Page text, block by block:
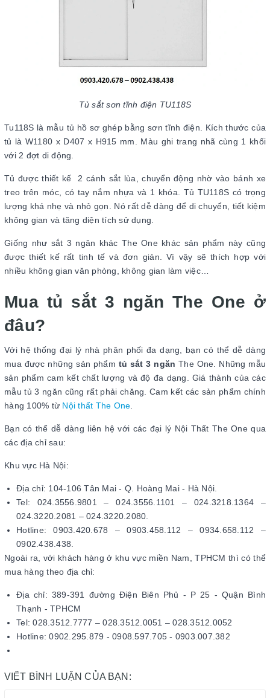
Tủ sắt sơn tĩnh điện TU118S
Tu118S là mẫu tủ hồ sơ ghép bằng sơn tĩnh điện. Kích thước của
tủ là W1180 x D407 x H915 mm. Màu ghi trang nhã cùng 1 khối
với 2 đợt di động.
Tủ được thiết kế 2 cánh sắt lùa, chuyển động nhờ vào bánh xe
treo trên móc, có tay nắm nhựa và 1 khóa. Tủ TU118S có trọng
lượng khá nhẹ và nhỏ gọn. Nó rất dễ dàng để di chuyển, tiết kiệm
không gian và tăng diện tích sử dụng.
Giống như sắt 3 ngăn khác The One khác sản phẩm này cũng
được thiết kế rất tinh tế và đơn giản. Vì vậy sẽ thích hợp với
nhiều không gian văn phòng, không gian làm việc…
Mua tủ sắt 3 ngăn The One ở
đâu?
Với hệ thống đại lý nhà phân phối đa dạng, bạn có thể dễ dàng
mua được những sản phẩm tủ sắt 3 ngăn The One. Những mẫu
sản phẩm cam kết chất lượng và độ đa dạng. Giá thành của các
mẫu tủ 3 ngăn cũng rất phải chăng. Cam kết các sản phẩm chính
hàng 100% từ Nội thất The One
Bạn có thể dễ dàng liên hệ với các đại lý Nội Thất The One qua
các địa chỉ sau:
Khu vực Hà Nội:
Địa chỉ: 104-106 Tân Mai - Q. Hoàng Mai - Hà Nội.
Tel: 024.3556.9801 – 024.3556.1101 – 024.3218.1364 –
024.3220.2081 – 024.3220.2080.
Hotline: 0903.420.678 – 0903.458.112 – 0934.658.112 –
0902.438.438.
Ngoài ra, với khách hàng ở khu vực miền Nam, TPHCM thì có thể
mua hàng theo địa chỉ:
Địa chỉ: 389-391 đường Điện Biên Phủ - P 25 - Quận Bình
Thạnh - TPHCM
Tel: 028.3512.7777 – 028.3512.0051 – 028.3512.0052
Hotline: 0902.295.879 - 0908.597.705 - 0903.007.382
VIẾT BÌNH LUẬN CỦA BẠN: